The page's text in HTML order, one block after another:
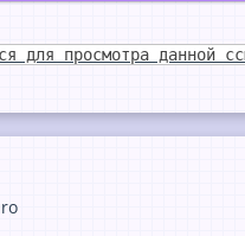
для просмотра данной